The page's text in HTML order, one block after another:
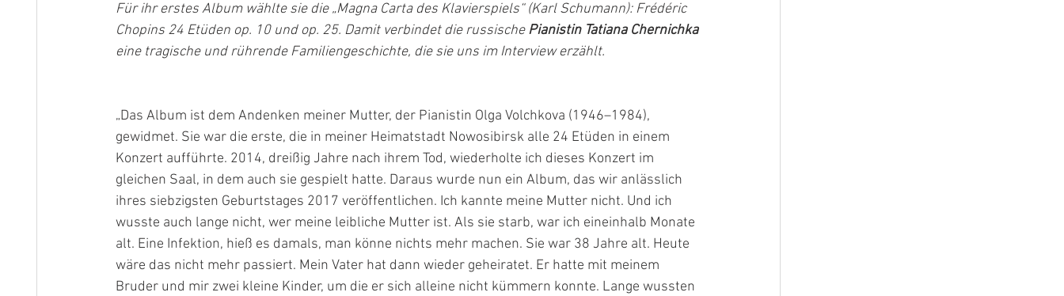
Für ihr erstes Album wählte sie die „Magna Carta des Klavierspiels“ (Karl Schumann): Frédéric
Chopins 24 Etüden op. 10 und op. 25. Damit verbindet die russische Pianistin Tatiana Chernichka
eine tragische und rührende Familiengeschichte, die sie uns im Interview erzählt.
„Das Album ist dem Andenken meiner Mutter, der Pianistin Olga Volchkova (1946–1984),
gewidmet. Sie war die erste, die in meiner Heimatstadt Nowosibirsk alle 24 Etüden in einem
Konzert aufführte. 2014, dreißig Jahre nach ihrem Tod, wiederholte ich dieses Konzert im
gleichen Saal, in dem auch sie gespielt hatte. Daraus wurde nun ein Album, das wir anlässlich
ihres siebzigsten Geburtstages 2017 veröffentlichen. Ich kannte meine Mutter nicht. Und ich
wusste auch lange nicht, wer meine leibliche Mutter ist. Als sie starb, war ich eineinhalb Monate
alt. Eine Infektion, hieß es damals, man könne nichts mehr machen. Sie war 38 Jahre alt. Heute
wäre das nicht mehr passiert. Mein Vater hat dann wieder geheiratet. Er hatte mit meinem
Bruder und mir zwei kleine Kinder, um die er sich alleine nicht kümmern konnte. Lange wussten